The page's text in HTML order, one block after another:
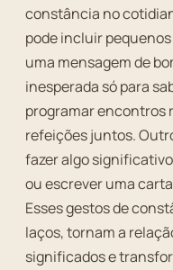
constância no
pode incluir
uma mensagem de
inesperada só para
programar encontros
refeições juntos.
fazer algo
ou escrever uma
Esses gestos de
laços, tornam a
significados e